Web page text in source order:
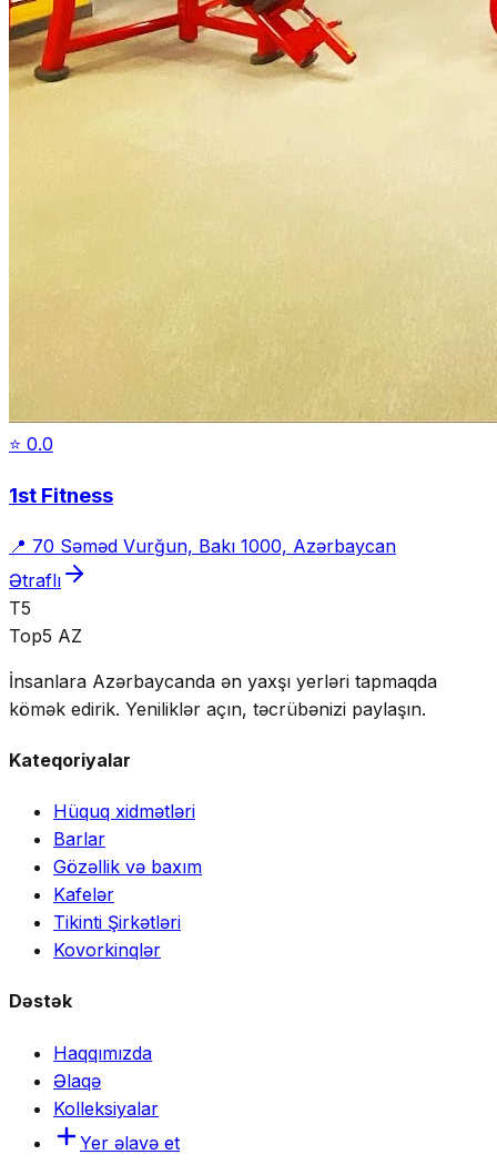
⭐ 0.0
1st Fitness
📍 70 Səməd Vurğun, Bakı 1000, Azərbaycan
Ətraflı
T5
Top5 AZ
İnsanlara Azərbaycanda ən yaxşı yerləri tapmaqda
kömək edirik. Yeniliklər açın, təcrübənizi paylaşın.
Kateqoriyalar
Hüquq xidmətləri
Barlar
Gözəllik və baxım
Kafelər
Tikinti Şirkətləri
Kovorkinqlər
Dəstək
Haqqımızda
Əlaqə
Kolleksiyalar
Yer əlavə et